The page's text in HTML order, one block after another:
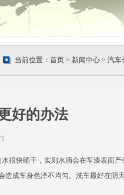
当前位置： 首页> 新闻中心> 汽车
好的办法
快晒干，实则水滴会在车漆表面产
成车身色泽不均匀。洗车最好在阴